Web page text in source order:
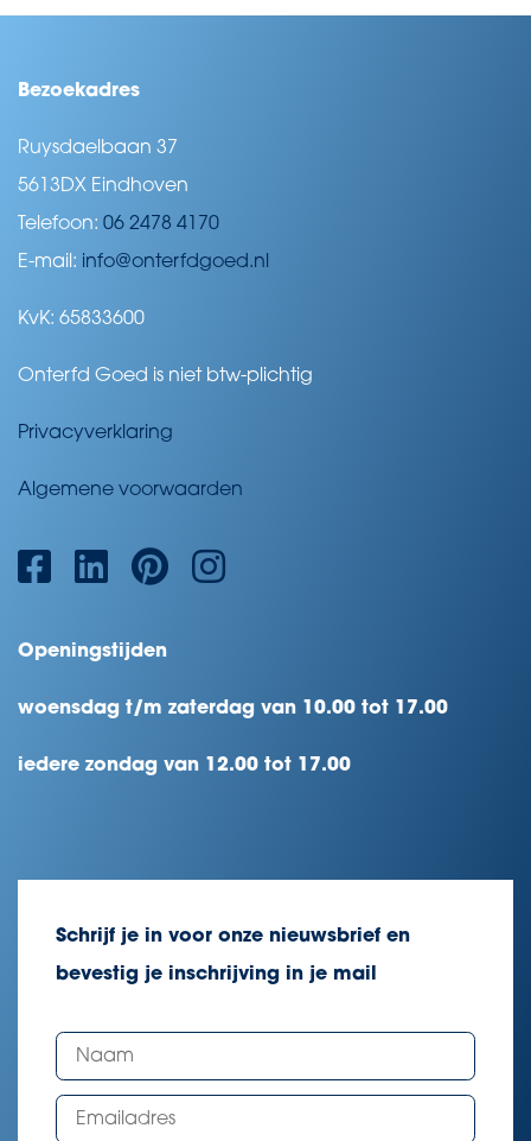
Bezoekadres
Ruysdaelbaan 37
5613DX Eindhoven
Telefoon: 06 2478 4170
E-mail: info@onterfdgoed.nl
KvK: 65833600
Onterfd Goed is niet btw-plichtig
Privacyverklaring
Algemene voorwaarden
Openingstijden
woensdag t/m zaterdag van 10.00 tot 17.00
iedere zondag van 12.00 tot 17.00
Schrijf je in voor onze nieuwsbrief en
bevestig je inschrijving in je mail